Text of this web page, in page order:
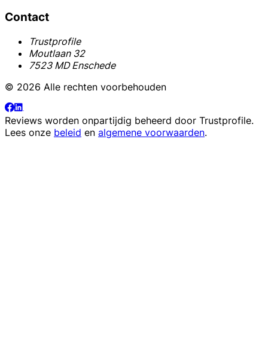
Contact
Trustprofile
Moutlaan 32
7523 MD Enschede
© 2026 Alle rechten voorbehouden
Reviews worden onpartijdig beheerd door Trustprofile.
Lees onze beleid en algemene voorwaarden.